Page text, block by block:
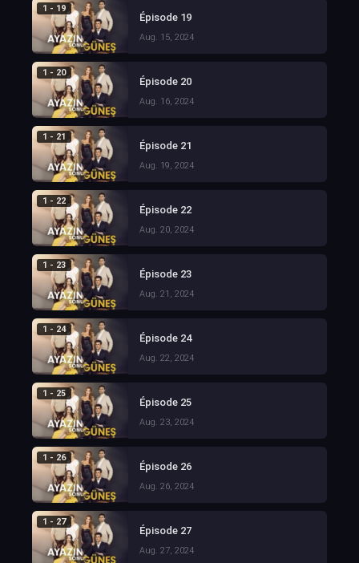
1 - 19
Épisode 19
Aug. 15, 2024
1 - 20
Épisode 20
Aug. 16, 2024
1 - 21
Épisode 21
Aug. 19, 2024
1 - 22
Épisode 22
Aug. 20, 2024
1 - 23
Épisode 23
Aug. 21, 2024
1 - 24
Épisode 24
Aug. 22, 2024
1 - 25
Épisode 25
Aug. 23, 2024
1 - 26
Épisode 26
Aug. 26, 2024
1 - 27
Épisode 27
Aug. 27, 2024